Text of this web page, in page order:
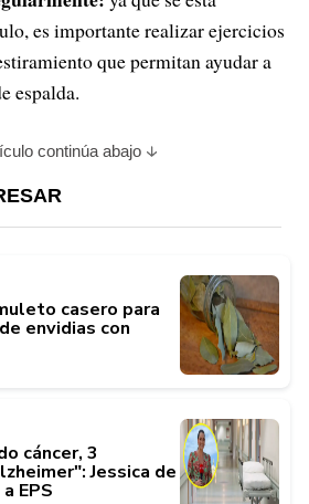
es importante realizar ejercicios
que permitan ayudar a
espalda.
continúa abajo
casero para
envidias con
cáncer, 3
Jessica de
EPS